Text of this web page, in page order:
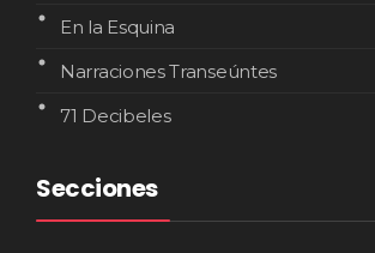
En la Esquina
Narraciones Transeúntes
71 Decibeles
Secciones